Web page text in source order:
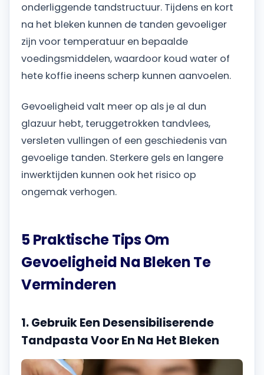
onderliggende tandstructuur. Tijdens en kort
na het bleken kunnen de tanden gevoeliger
zijn voor temperatuur en bepaalde
voedingsmiddelen, waardoor koud water of
hete koffie ineens scherp kunnen aanvoelen.
Gevoeligheid valt meer op als je al dun
glazuur hebt, teruggetrokken tandvlees,
versleten vullingen of een geschiedenis van
gevoelige tanden. Sterkere gels en langere
inwerktijden kunnen ook het risico op
ongemak verhogen.
5 Praktische Tips Om
Gevoeligheid Na Bleken Te
Verminderen
1. Gebruik Een Desensibiliserende
Tandpasta Voor En Na Het Bleken